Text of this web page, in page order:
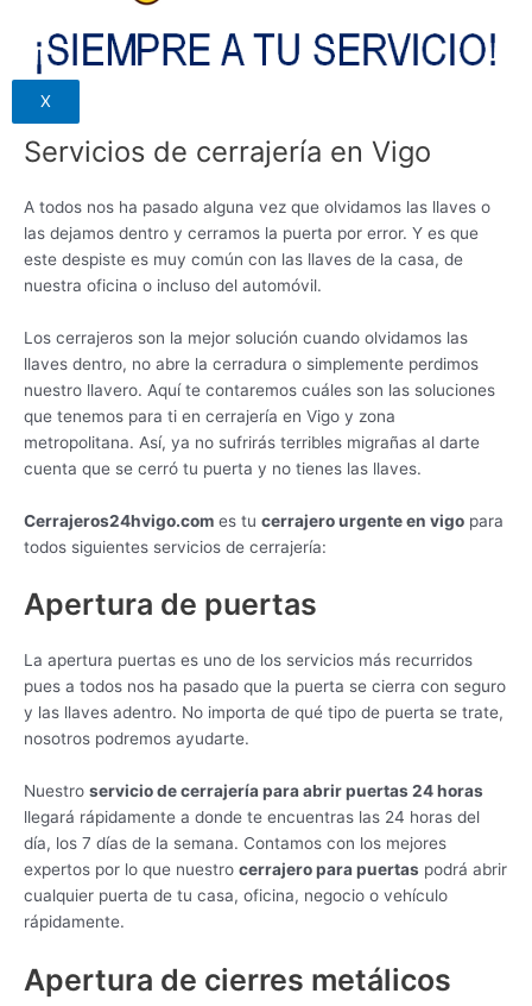
X
Servicios de cerrajería en Vigo
A todos nos ha pasado alguna vez que olvidamos las llaves o
las dejamos dentro y cerramos la puerta por error. Y es que
este despiste es muy común con las llaves de la casa, de
nuestra oficina o incluso del automóvil.
Los cerrajeros son la mejor solución cuando olvidamos las
llaves dentro, no abre la cerradura o simplemente perdimos
nuestro llavero. Aquí te contaremos cuáles son las soluciones
que tenemos para ti en cerrajería en Vigo y zona
metropolitana. Así, ya no sufrirás terribles migrañas al darte
cuenta que se cerró tu puerta y no tienes las llaves.
Cerrajeros24hvigo.com es tu cerrajero urgente en vigo para
todos siguientes servicios de cerrajería:
Apertura de puertas
La apertura puertas es uno de los servicios más recurridos
pues a todos nos ha pasado que la puerta se cierra con seguro
y las llaves adentro. No importa de qué tipo de puerta se trate,
nosotros podremos ayudarte.
Nuestro servicio de cerrajería para abrir puertas 24 horas
llegará rápidamente a donde te encuentras las 24 horas del
día, los 7 días de la semana. Contamos con los mejores
expertos por lo que nuestro cerrajero para puertas podrá abrir
cualquier puerta de tu casa, oficina, negocio o vehículo
rápidamente.
Apertura de cierres metálicos